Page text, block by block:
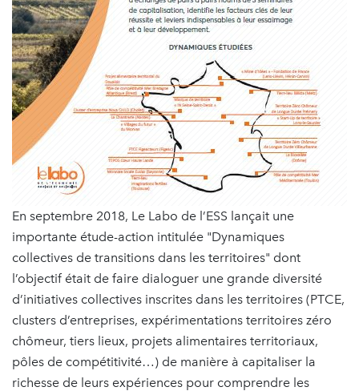
En septembre 2018, Le Labo de l’ESS lançait une
importante étude-action intitulée "Dynamiques
collectives de transitions dans les territoires" dont
l’objectif était de faire dialoguer une grande diversité
d’initiatives collectives inscrites dans les territoires (PTCE,
clusters d’entreprises, expérimentations territoires zéro
chômeur, tiers lieux, projets alimentaires territoriaux,
pôles de compétitivité…) de manière à capitaliser la
richesse de leurs expériences pour comprendre les